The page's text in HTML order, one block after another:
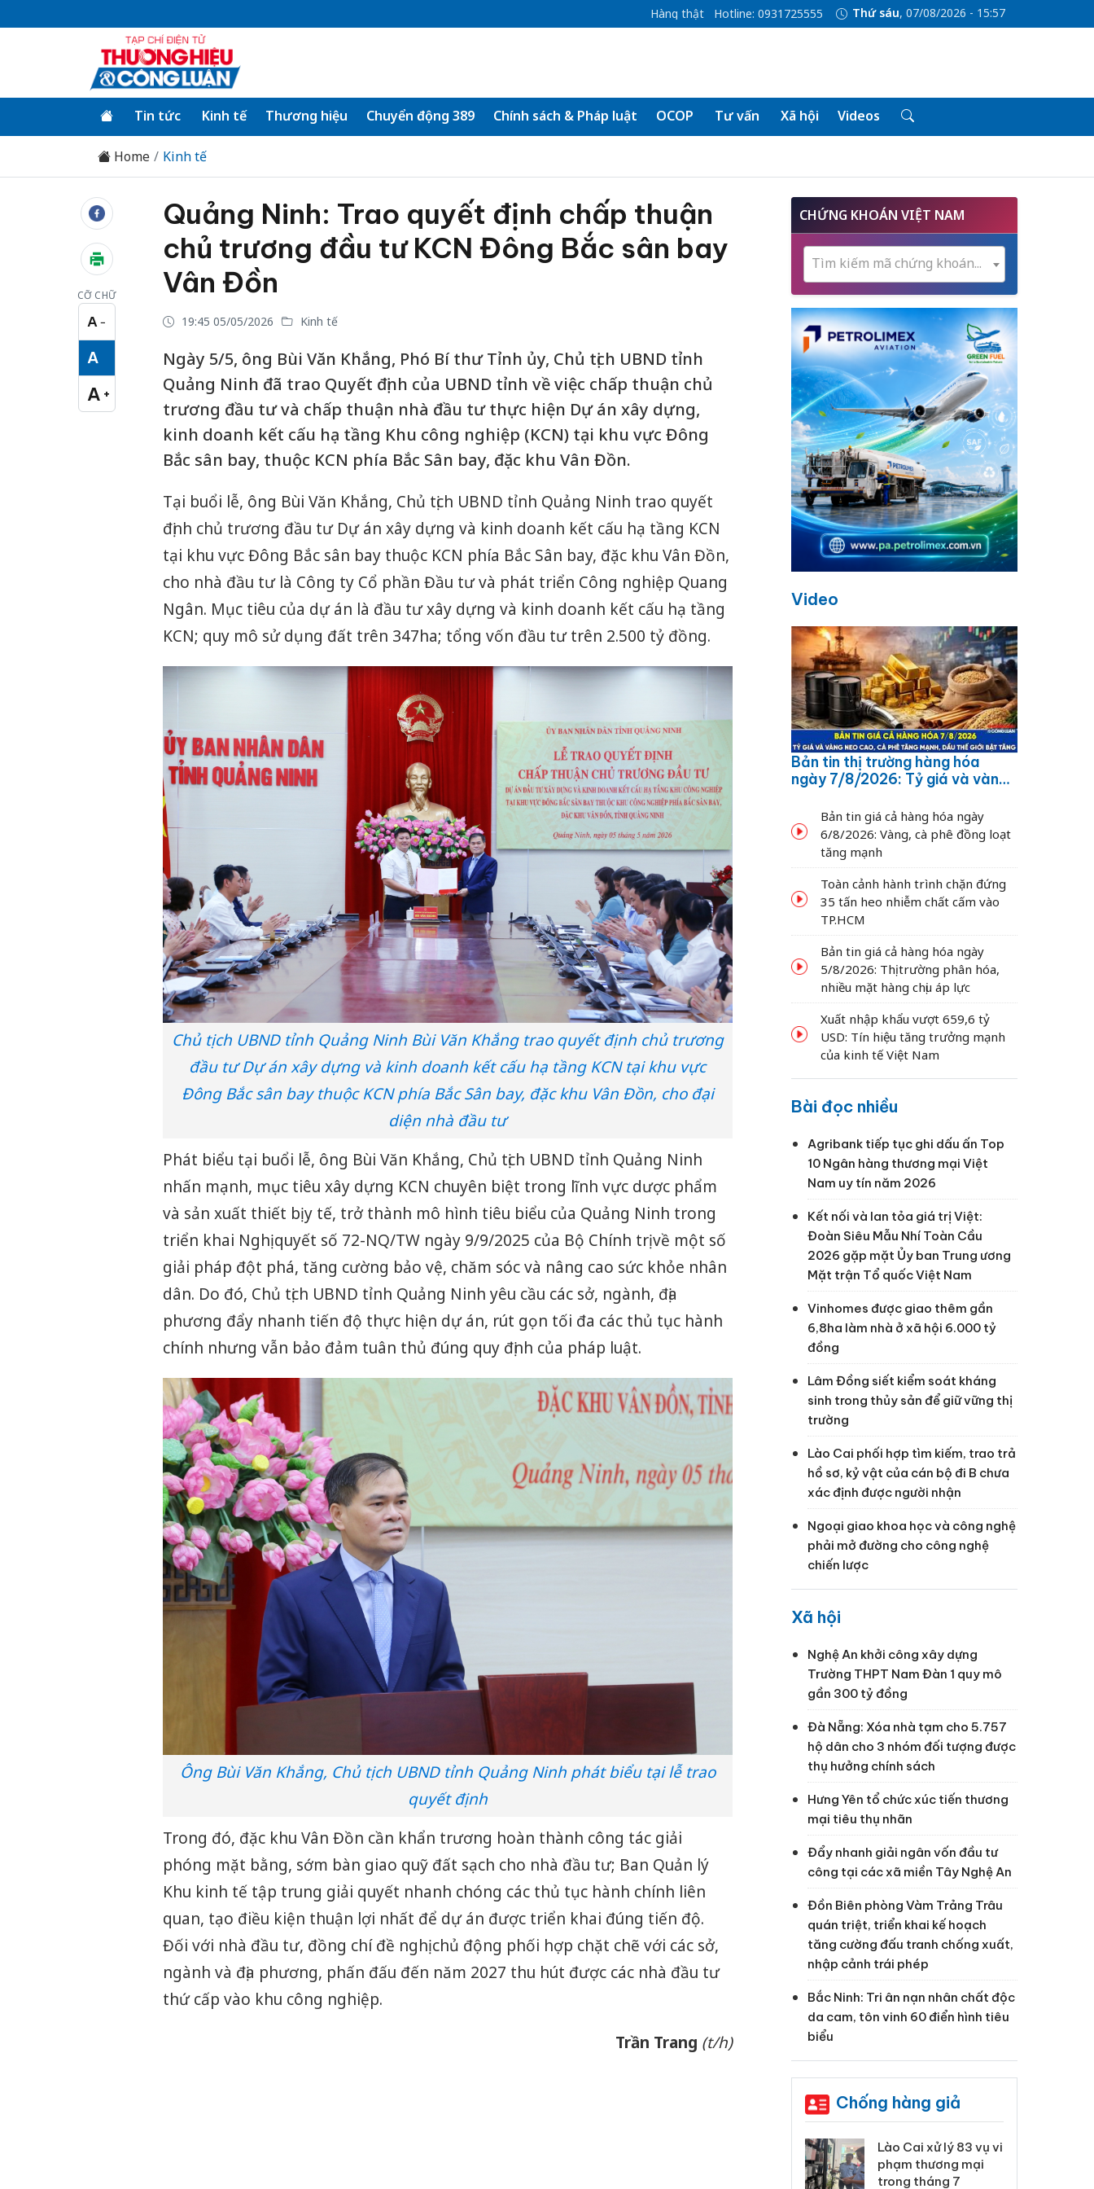
Hàng thật Hotline: 0931725555 Thứ sáu, 07/08/2026 - 15:57
Tin tức Kinh tế Thương hiệu Chuyển động 389 Chính sách & Pháp luật OCOP Tư vấn Xã hội Videos
Home Kinh tế
CỠ CHỮ
A −
Cỡ chữ nhỏ
A
Cỡ chữ vừa
A +
Cỡ chữ lớn
Quảng Ninh: Trao quyết định chấp thuận
chủ trương đầu tư KCN Đông Bắc sân bay
Vân Đồn
19:45 05/05/2026 Kinh tế
Ngày 5/5, ông Bùi Văn Khắng, Phó Bí thư Tỉnh ủy, Chủ tịch UBND tỉnh
Quảng Ninh đã trao Quyết định của UBND tỉnh về việc chấp thuận chủ
trương đầu tư và chấp thuận nhà đầu tư thực hiện Dự án xây dựng,
kinh doanh kết cấu hạ tầng Khu công nghiệp (KCN) tại khu vực Đông
Bắc sân bay, thuộc KCN phía Bắc Sân bay, đặc khu Vân Đồn.
Tại buổi lễ, ông Bùi Văn Khắng, Chủ tịch UBND tỉnh Quảng Ninh trao quyết
định chủ trương đầu tư Dự án xây dựng và kinh doanh kết cấu hạ tầng KCN
tại khu vực Đông Bắc sân bay thuộc KCN phía Bắc Sân bay, đặc khu Vân Đồn,
cho nhà đầu tư là Công ty Cổ phần Đầu tư và phát triển Công nghiệp Quang
Ngân. Mục tiêu của dự án là đầu tư xây dựng và kinh doanh kết cấu hạ tầng
KCN; quy mô sử dụng đất trên 347ha; tổng vốn đầu tư trên 2.500 tỷ đồng.
Chủ tịch UBND tỉnh Quảng Ninh Bùi Văn Khắng trao quyết định chủ trương
đầu tư Dự án xây dựng và kinh doanh kết cấu hạ tầng KCN tại khu vực
Đông Bắc sân bay thuộc KCN phía Bắc Sân bay, đặc khu Vân Đồn, cho đại
diện nhà đầu tư
Phát biểu tại buổi lễ, ông Bùi Văn Khắng, Chủ tịch UBND tỉnh Quảng Ninh
nhấn mạnh, mục tiêu xây dựng KCN chuyên biệt trong lĩnh vực dược phẩm
và sản xuất thiết bị y tế, trở thành mô hình tiêu biểu của Quảng Ninh trong
triển khai Nghị quyết số 72-NQ/TW ngày 9/9/2025 của Bộ Chính trị về một số
giải pháp đột phá, tăng cường bảo vệ, chăm sóc và nâng cao sức khỏe nhân
dân. Do đó, Chủ tịch UBND tỉnh Quảng Ninh yêu cầu các sở, ngành, địa
phương đẩy nhanh tiến độ thực hiện dự án, rút gọn tối đa các thủ tục hành
chính nhưng vẫn bảo đảm tuân thủ đúng quy định của pháp luật.
Ông Bùi Văn Khắng, Chủ tịch UBND tỉnh Quảng Ninh phát biểu tại lễ trao
quyết định
Trong đó, đặc khu Vân Đồn cần khẩn trương hoàn thành công tác giải
phóng mặt bằng, sớm bàn giao quỹ đất sạch cho nhà đầu tư; Ban Quản lý
Khu kinh tế tập trung giải quyết nhanh chóng các thủ tục hành chính liên
quan, tạo điều kiện thuận lợi nhất để dự án được triển khai đúng tiến độ.
Đối với nhà đầu tư, đồng chí đề nghị chủ động phối hợp chặt chẽ với các sở,
ngành và địa phương, phấn đấu đến năm 2027 thu hút được các nhà đầu tư
thứ cấp vào khu công nghiệp.
Trần Trang (t/h)
CHỨNG KHOÁN VIỆT NAM
Tìm kiếm mã chứng khoán...
Video
Bản tin thị trường hàng hóa
ngày 7/8/2026: Tỷ giá và vàng
dầu thế giới bật tăng
Bản tin giá cả hàng hóa ngày
6/8/2026: Vàng, cà phê đồng loạt
tăng mạnh
Toàn cảnh hành trình chặn đứng
35 tấn heo nhiễm chất cấm vào
TP.HCM
Bản tin giá cả hàng hóa ngày
5/8/2026: Thị trường phân hóa,
nhiều mặt hàng chịu áp lực
Xuất nhập khẩu vượt 659,6 tỷ
USD: Tín hiệu tăng trưởng mạnh
của kinh tế Việt Nam
Bài đọc nhiều
Agribank tiếp tục ghi dấu ấn Top
10 Ngân hàng thương mại Việt
Nam uy tín năm 2026
Kết nối và lan tỏa giá trị Việt:
Đoàn Siêu Mẫu Nhí Toàn Cầu
2026 gặp mặt Ủy ban Trung ương
Mặt trận Tổ quốc Việt Nam
Vinhomes được giao thêm gần
6,8ha làm nhà ở xã hội 6.000 tỷ
đồng
Lâm Đồng siết kiểm soát kháng
sinh trong thủy sản để giữ vững thị
trường
Lào Cai phối hợp tìm kiếm, trao trả
hồ sơ, kỷ vật của cán bộ đi B chưa
xác định được người nhận
Ngoại giao khoa học và công nghệ
phải mở đường cho công nghệ
chiến lược
Xã hội
Nghệ An khởi công xây dựng
Trường THPT Nam Đàn 1 quy mô
gần 300 tỷ đồng
Đà Nẵng: Xóa nhà tạm cho 5.757
hộ dân cho 3 nhóm đối tượng được
thụ hưởng chính sách
Hưng Yên tổ chức xúc tiến thương
mại tiêu thụ nhãn
Đẩy nhanh giải ngân vốn đầu tư
công tại các xã miền Tây Nghệ An
Đồn Biên phòng Vàm Trảng Trâu
quán triệt, triển khai kế hoạch
tăng cường đấu tranh chống xuất,
nhập cảnh trái phép
Bắc Ninh: Tri ân nạn nhân chất độc
da cam, tôn vinh 60 điển hình tiêu
biểu
Chống hàng giả
Lào Cai xử lý 83 vụ vi
phạm thương mại
trong tháng 7